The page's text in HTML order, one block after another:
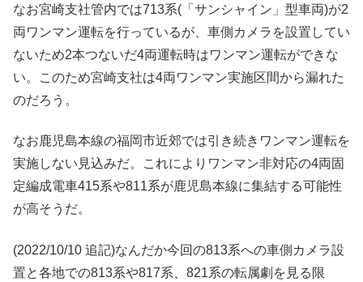
なお宮崎支社管内では713系(「サンシャイン」型車両)が2
両ワンマン運転を行っているが、車側カメラを設置してい
ないため2本つないだ4両運転時はワンマン運転ができな
い。このため宮崎支社は4両ワンマン実施区間から漏れた
のだろう。
なお鹿児島本線の福岡市近郊では引き続きワンマン運転を
実施しない見込みだ。これによりワンマン非対応の4両固
定編成電車415系や811系が鹿児島本線に集結する可能性
が高そうだ。
(2022/10/10 追記)なんだか今回の813系への車側カメラ設
置と各地での813系や817系、821系の転属劇を見る限